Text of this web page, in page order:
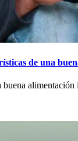
de una
buena